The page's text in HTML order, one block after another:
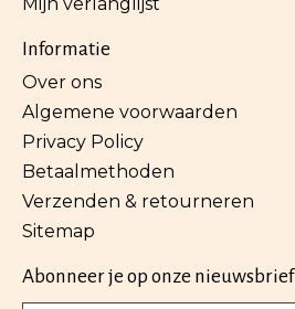
Informatie
Over ons
Algemene voorwaarden
Privacy Policy
Betaalmethoden
Verzenden & retourneren
Sitemap
Abonneer je op onze nieuwsbrief